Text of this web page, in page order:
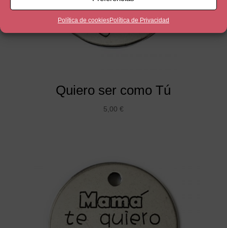
Política de cookiesPolítica de Privacidad
Quiero ser como Tú
5,00 €